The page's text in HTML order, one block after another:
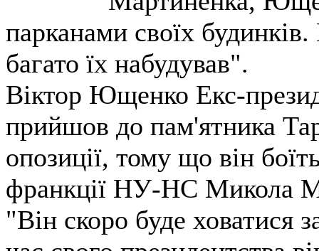
парканами своїх
багато їх набудував".
Віктор Ющенко Екс-
прийшов до пам'ятника
опозиції, тому що він
франкції НУ-НС Микола
"Він скоро буде ховатися